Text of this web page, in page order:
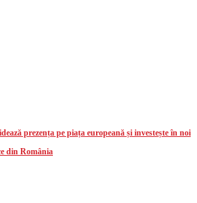
prezența pe piața europeană și investește în noi
din România